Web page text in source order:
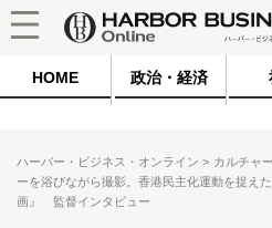
HOME 政治・経済
ハーバー・ビジネス・オンライン カルチャ
ーを浴びながら撮影。香港民主化運動を捉え
画』 監督インタビュー